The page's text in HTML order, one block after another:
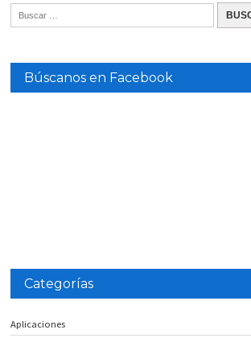
Búscanos en Facebook
Categorías
Aplicaciones